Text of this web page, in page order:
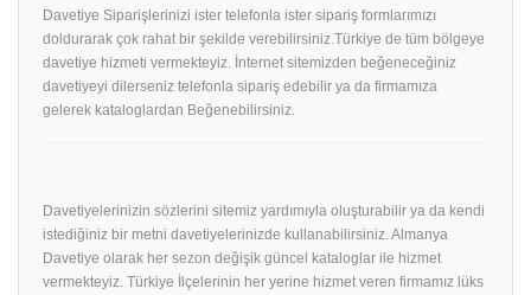
Davetiye Siparişlerinizi ister telefonla ister sipariş formlarımızı
doldurarak çok rahat bir şekilde verebilirsiniz.Türkiye de tüm bölgeye
davetiye hizmeti vermekteyiz. İnternet sitemizden beğeneceğiniz
davetiyeyi dilerseniz telefonla sipariş edebilir ya da firmamıza
gelerek kataloglardan Beğenebilirsiniz.
Davetiyelerinizin sözlerini sitemiz yardımıyla oluşturabilir ya da kendi
istediğiniz bir metni davetiyelerinizde kullanabilirsiniz. Almanya
Davetiye olarak her sezon değişik güncel kataloglar ile hizmet
vermekteyiz. Türkiye İlçelerinin her yerine hizmet veren firmamız lüks